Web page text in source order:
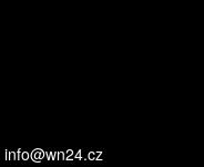
info@wn24.cz